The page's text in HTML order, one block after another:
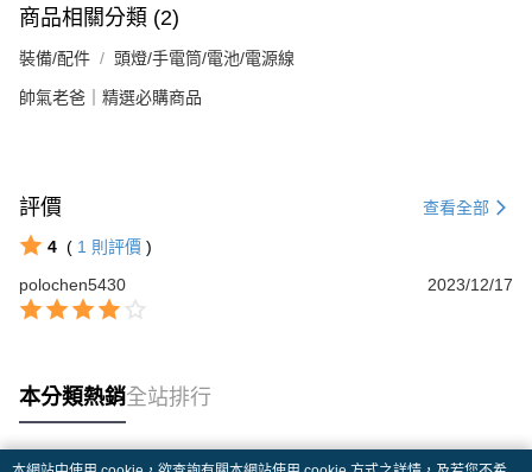
商品相關分類 (2)
裝備/配件 頭燈/手電筒/電池/電源線
帥氣老爸｜精選必購商品
評價 查看全部
4 ( 1 則評價 )
polochen5430
2023/12/17
本分類熱銷全站排行